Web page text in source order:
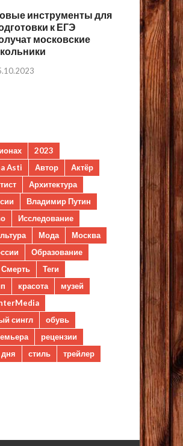
инструменты для
к ЕГЭ
московские
2023
Asti Автор
Актёр
Архитектура
Владимир Путин
Исследование
Мода
Москва
Образование
Смерть
Теги
красота
музей
сингл
обувь
рецензии
стиль
трейлер